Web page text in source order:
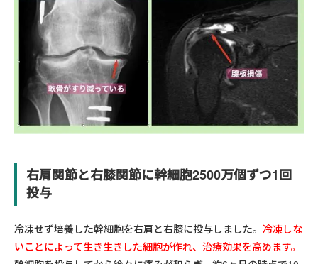
右肩関節と右膝関節に幹細胞2500万個ずつ1回
投与
冷凍せず培養した幹細胞を右肩と右膝に投与しました。 冷凍しな
いことによって生き生きした細胞が作れ、治療効果を高めます。